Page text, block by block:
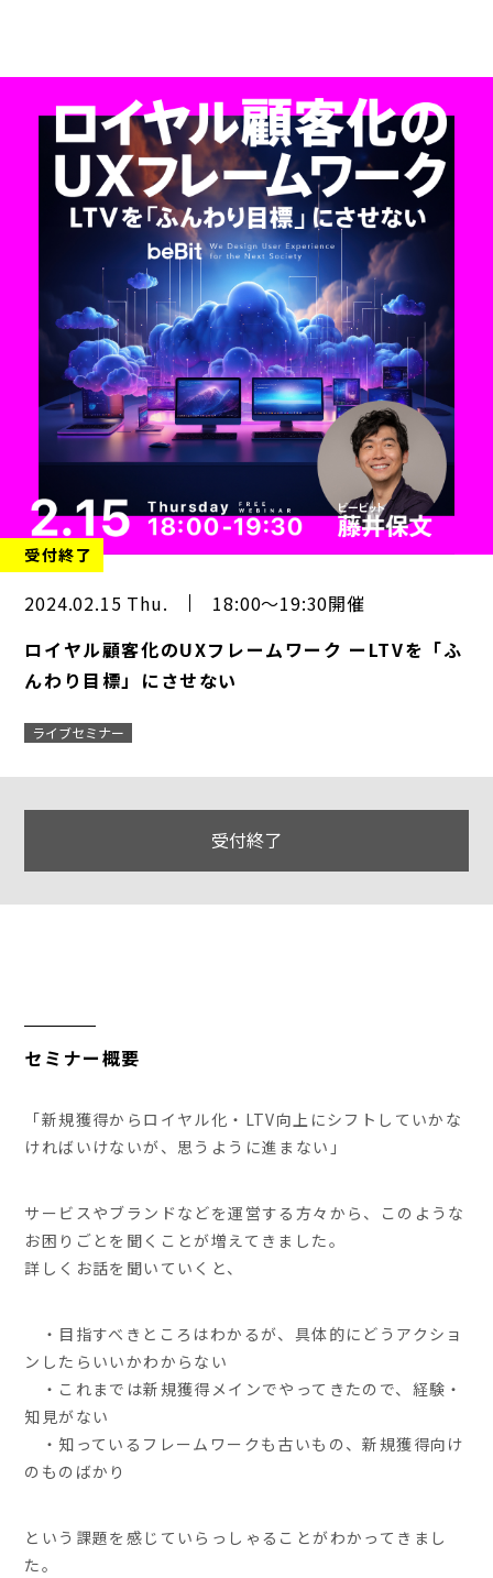
受付終了
2024.02.15 Thu.
18:00～19:30開催
ロイヤル顧客化のUXフレームワーク ーLTVを「ふ
んわり目標」にさせない
ライブセミナー
受付終了
セミナー概要
「新規獲得からロイヤル化・LTV向上にシフトしていかな
ければいけないが、思うように進まない」
サービスやブランドなどを運営する方々から、このような
お困りごとを聞くことが増えてきました。
詳しくお話を聞いていくと、
・目指すべきところはわかるが、具体的にどうアクショ
ンしたらいいかわからない
・これまでは新規獲得メインでやってきたので、経験・
知見がない
・知っているフレームワークも古いもの、新規獲得向け
のものばかり
という課題を感じていらっしゃることがわかってきまし
た。